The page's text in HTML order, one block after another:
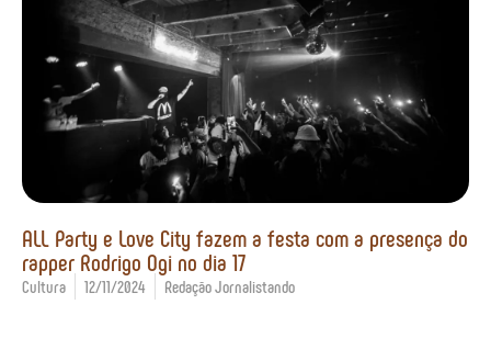
ALL Party e Love City fazem a festa com a presença do
rapper Rodrigo Ogi no dia 17
Cultura 12/11/2024 Redação Jornalistando